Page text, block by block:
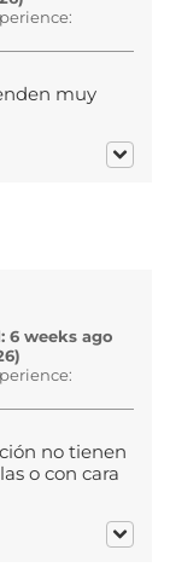
muy
6 weeks ago
no tienen
o con cara